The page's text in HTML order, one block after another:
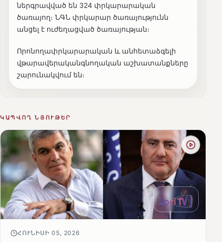
ներգրավված են 324 փրկարարական
ծառայող։ ՆԳՆ փրկարար ծառայությունն
անցել է ուժեղացված ծառայության։
Որոնողափրկարարական և անհետաձգելի
վթարավերականգնողական աշխատանքները
շարունակվում են։
ԿԱՊՎՈՂ ՆՅՈՒԹԵՐ
ՀՈՒՆԻՍԻ 05, 2026